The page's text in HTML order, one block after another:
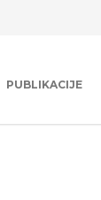
PUBLIKACIJE